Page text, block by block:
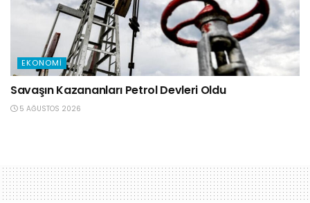
EKONOMI
Savaşın Kazananları Petrol Devleri Oldu
5 AĞUSTOS 2026